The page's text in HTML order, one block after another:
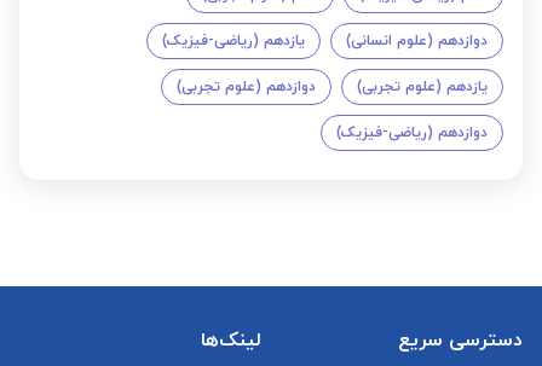
دوازدهم (علوم انسانی) یازدهم (ریاضی-فیزیک)
یازدهم (علوم تجربی) دوازدهم (علوم تجربی)
دوازدهم (ریاضی-فیزیک)
دسترسی سریع لینک‌ها